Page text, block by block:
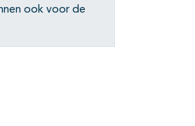
ook voor de